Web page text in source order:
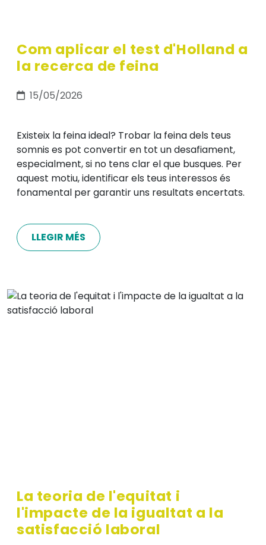
Com aplicar el test d'Holland a
la recerca de feina
15/05/2026
Existeix la feina ideal? Trobar la feina dels teus
somnis es pot convertir en tot un desafiament,
especialment, si no tens clar el que busques. Per
aquest motiu, identificar els teus interessos és
fonamental per garantir uns resultats encertats.
LLEGIR MÉS
La teoria de l'equitat i
l'impacte de la igualtat a la
satisfacció laboral